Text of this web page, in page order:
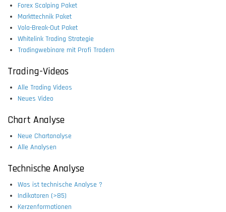
Forex Scalping Paket
Markttechnik Paket
Vola-Break-Out Paket
Whitelink Trading Strategie
Tradingwebinare mit Profi Tradern
Trading-Videos
Alle Trading Videos
Neues Video
Chart Analyse
Neue Chartanalyse
Alle Analysen
Technische Analyse
Was ist technische Analyse ?
Indikatoren (>85)
Kerzenformationen